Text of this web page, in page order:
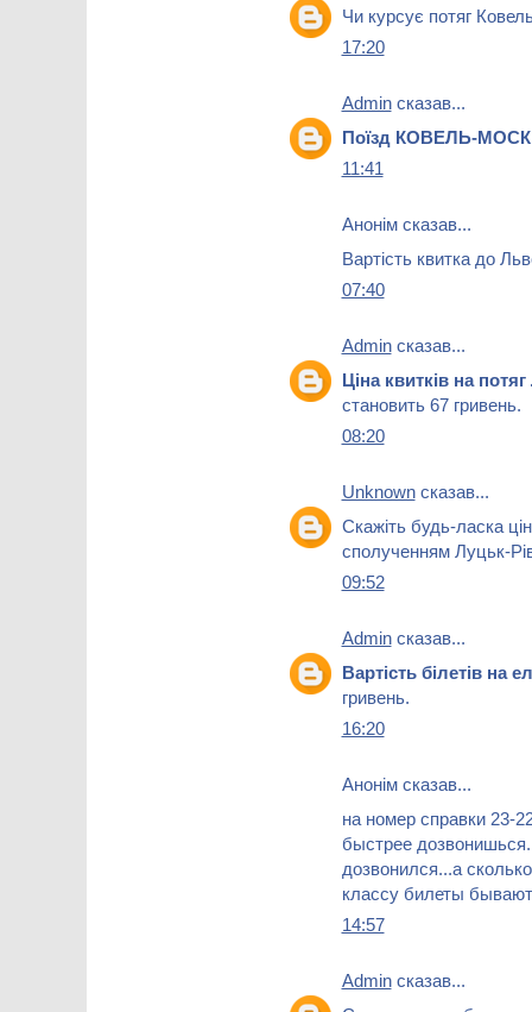
Чи курсує потяг
17:20
Adminсказав...
Поїзд КОВЕЛЬ-
11:41
Анонім сказав...
Вартість квитка до
07:40
Adminсказав...
Ціна квитків на
становить 67 гривень.
08:20
Unknownсказав...
Скажіть будь-ласка
сполученням Луцьк-
09:52
Adminсказав...
Вартість білетів на
гривень.
16:20
Анонім сказав...
на номер справки 23-
быстрее
дозвонился...а
классу билеты
14:57
Adminсказав...